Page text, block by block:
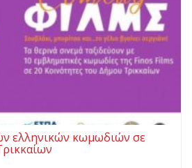
ελληνικών κωμωδιών σε